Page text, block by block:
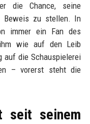
die Chance, seine
Beweis zu stellen. In
immer ein Fan des
wie auf den Leib
auf die Schauspielerei
– vorerst steht die
seit seinem